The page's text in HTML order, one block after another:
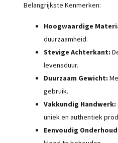
Belangrijkste Kenmerken:
Hoogwaardige
duurzaamheid.
Stevige Achterkant:
levensduur.
Duurzaam Gewicht:
gebruik.
Vakkundig Handwerk:
uniek en authentiek
Eenvoudig